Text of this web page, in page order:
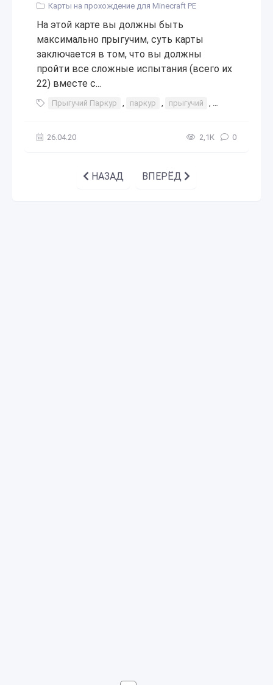
Карты на прохождение для Minecraft PE
На этой карте вы должны быть
максимально прыгучим, суть карты
заключается в том, что вы должны
пройти все сложные испытания (всего их
22) вместе с...
Прыгучий Паркур , паркур , прыгучий , прыгать
26.04.20 2,1К 0
НАЗАД ВПЕРЁД